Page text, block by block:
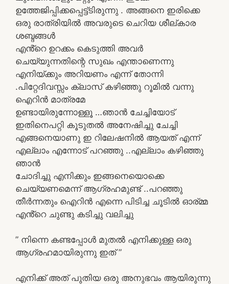
ഉത്തേജിപ്പിക്കപ്പെട്ട്ടിരുന്നു . അങ്ങനെ ഇരിക്കെ
ഒരു രാത്രിയിൽ അവരുടെ ചെറിയ ശീല്കാര
ശബ്ദങ്ങൾ
എൻ്റെ ഉറക്കം കെടുത്തി അവർ
ചെയ്യുന്നതിന്റെ സുഖം എന്താണെന്നു
എനിയ്ക്കും അറിയണം എന്ന് തോന്നി
.പിറ്റേദിവസ്സം ക്ലാസ് കഴിഞ്ഞു റൂമിൽ വന്നു
ഐറിൻ മാത്രമേ
ഉണ്ടായിരുന്നോള്ളൂ …ഞാൻ ചേച്ചിയോട്
ഇതിനെപറ്റി കൂടുതൽ അനേഷിച്ചു ചേച്ചി
എങ്ങനെയാണു ഇ റിലേഷനിൽ ആയത് എന്ന്
എല്ലാം എന്നോട് പറഞ്ഞു ..എല്ലാം കഴിഞ്ഞു
ഞാൻ
ചോദിച്ചു എനിക്കും ഇങ്ങനെയൊക്കെ
ചെയ്യണമെന്ന് ആഗ്രഹമുണ്ട് ..പറഞ്ഞു
തീർന്നതും ഐറിൻ എന്നെ പിടിച്ച ചൂടിൽ ഓര്മ്മ
എൻ്റെ ചുണ്ടു കടിച്ചു വലിച്ചു
” നിന്നെ കണ്ടപ്പോൾ മുതൽ എനിക്കുള്ള ഒരു
ആഗ്രഹമായിരുന്നു ഇത് ”
എനിക്ക് അത് പുതിയ ഒരു അനുഭവം ആയിരുന്നു